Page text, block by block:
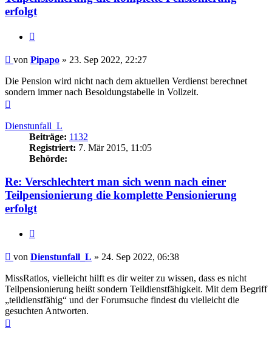
erfolgt
Beitrag
von Pipapo » 23. Sep 2022, 22:27
Die Pension wird nicht nach dem aktuellen Verdienst berechnet
sondern immer nach Besoldungstabelle in Vollzeit.
Dienstunfall_L
Beiträge: 1132
Registriert: 7. Mär 2015, 11:05
Behörde:
Re: Verschlechtert man sich wenn nach einer
Teilpensionierung die komplette Pensionierung
erfolgt
Beitrag
von Dienstunfall_L » 24. Sep 2022, 06:38
MissRatlos, vielleicht hilft es dir weiter zu wissen, dass es nicht
Teilpensionierung heißt sondern Teildienstfähigkeit. Mit dem Begriff
„teildienstfähig“ und der Forumsuche findest du vielleicht die
gesuchten Antworten.